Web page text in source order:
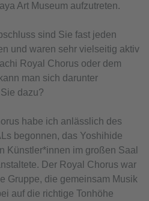
Art Museum aufzutreten.
sind Sie fast jeden
und waren sehr vielseitig aktiv
Royal Chorus oder dem
man sich darunter
dazu?
habe ich anlässlich des
begonnen, das Yoshihide
Künstler*innen im großen Saal
Der Royal Chorus war
Gruppe, die gemeinsam Musik
auf die richtige Tonhöhe